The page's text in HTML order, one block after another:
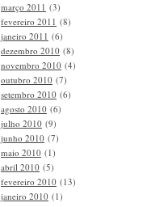
março 2011 (3)
fevereiro 2011 (8)
janeiro 2011 (6)
dezembro 2010 (8)
novembro 2010 (4)
outubro 2010 (7)
setembro 2010 (6)
agosto 2010 (6)
julho 2010 (9)
junho 2010 (7)
maio 2010 (1)
abril 2010 (5)
fevereiro 2010 (13)
janeiro 2010 (1)